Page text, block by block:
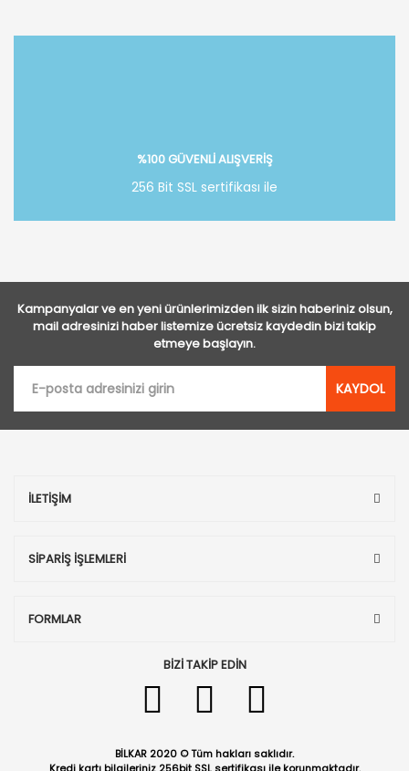
%100 GÜVENLİ ALIŞVERİŞ
256 Bit SSL sertifikası ile
Kampanyalar ve en yeni ürünlerimizden ilk sizin haberiniz olsun,
mail adresinizi haber listemize ücretsiz kaydedin bizi takip
etmeye başlayın.
KAYDOL
İLETİŞİM
SİPARİŞ İŞLEMLERİ
FORMLAR
BİZİ TAKİP EDİN
BİLKAR 2020 © Tüm hakları saklıdır.